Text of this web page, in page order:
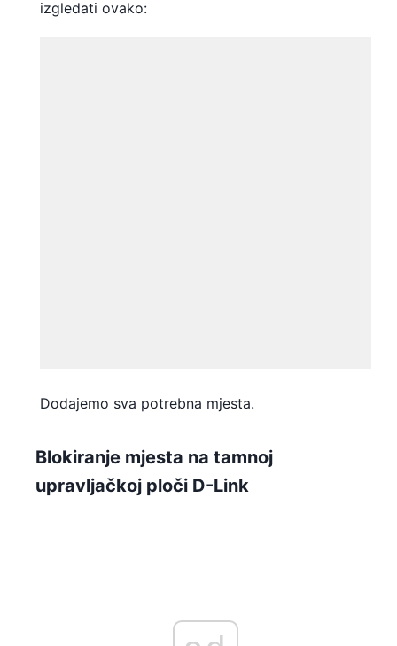
izgledati ovako:
Dodajemo sva potrebna mjesta.
Blokiranje mjesta na tamnoj
upravljačkoj ploči D-Link